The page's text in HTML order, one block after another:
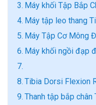
Máy khối Tập Bắp
Máy tập leo thang
Máy Tập Cơ Mông
Máy khối ngồi đạp
Tibia Dorsi Flexion
Thanh tập bắp